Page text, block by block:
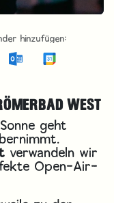
hinzufügen:
WEST
geht
verwandeln wir
Open-Air-